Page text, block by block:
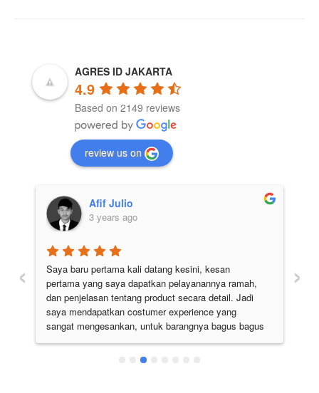
AGRES ID JAKARTA
4.9
Based on 2149 reviews
review us on
Afif Julio
3 years ago
Saya baru pertama kali datang kesini, kesan
pertama yang saya dapatkan pelayanannya ramah,
dan penjelasan tentang product secara detail. Jadi
saya mendapatkan costumer experience yang
sangat mengesankan, untuk barangnya bagus bagus
semua. Pokoknya the best deh
‹ ›